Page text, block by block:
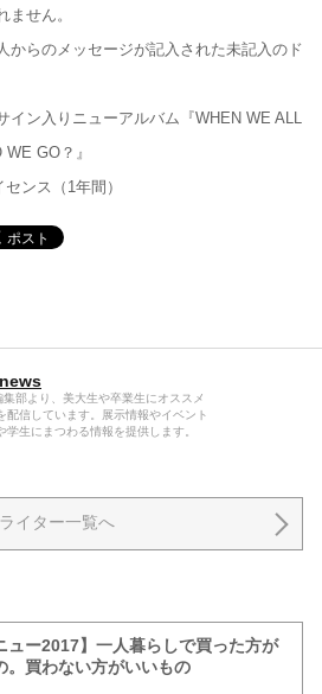
ません。
からのメッセージが記入された未記入のド
イン入りニューアルバム『WHEN WE ALL
GO？』
ンス（1年間）
集部より、美大生や卒業生にオススメ
配信しています。展示情報やイベント
学生にまつわる情報を提供します。
ライター一覧へ
ュー2017】一人暮らしで買った方が
。買わない方がいいもの